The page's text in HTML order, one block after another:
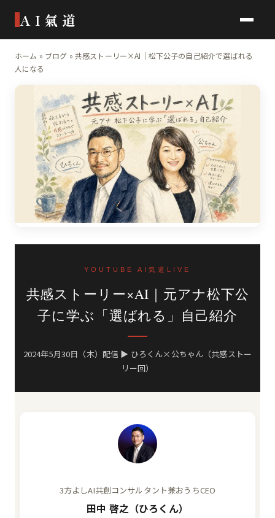
AI氣道
ホーム » ブログ » 共感ストーリー×AI｜松下公子の自己紹介で選ばれる
人になる
YOUTUBE AI気道LIVE
共感ストーリー×AI｜元アナ松下公
子に学ぶ「選ばれる」自己紹介
2024年5月30日（木）配信 ▶ ひろくん×公ちゃん（共感ストー
リー回）
3方よしAI共創コンサルタント兼おうちCEO
田中 啓之（ひろくん）